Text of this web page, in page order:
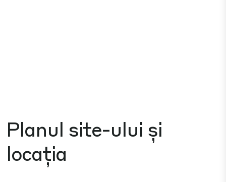
Planul site-ului și
locația